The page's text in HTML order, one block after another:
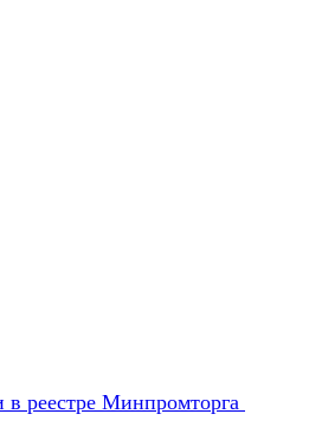
в реестре Минпромторга